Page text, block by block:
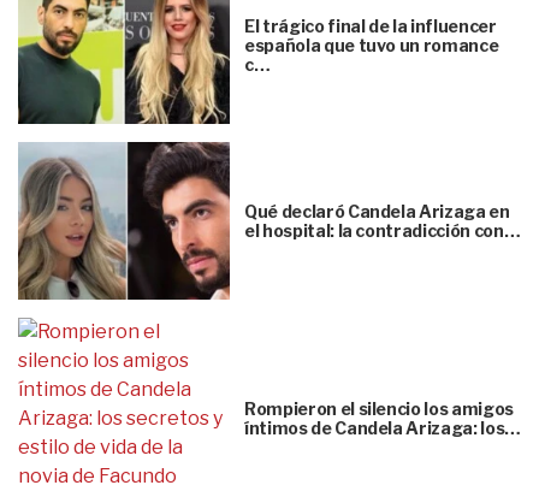
El trágico final de la influencer
española que tuvo un romance
c…
Qué declaró Candela Arizaga en
el hospital: la contradicción con…
Rompieron el silencio los amigos
íntimos de Candela Arizaga: los…